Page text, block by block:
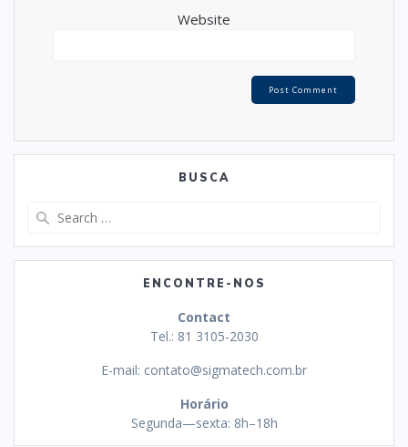
Website
BUSCA
ENCONTRE-NOS
Contact
Tel.: 81 3105-2030
E-mail: contato@sigmatech.com.br
Horário
Segunda—sexta: 8h–18h